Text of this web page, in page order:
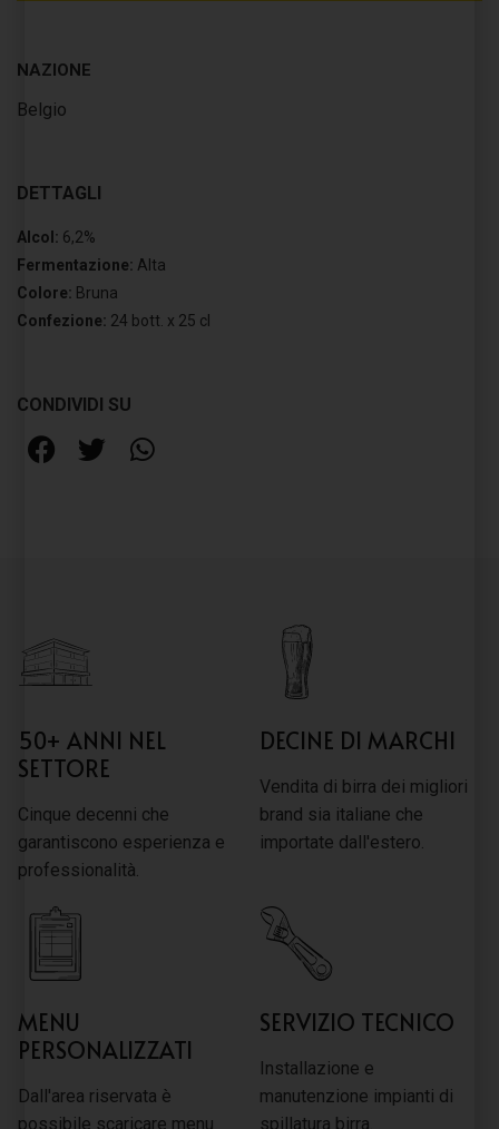
NAZIONE
Belgio
DETTAGLI
Alcol: 6,2%
Fermentazione: Alta
Colore: Bruna
Confezione: 24 bott. x 25 cl
CONDIVIDI SU
50+ ANNI NEL
SETTORE
Cinque decenni che
garantiscono esperienza e
professionalità.
DECINE DI MARCHI
Vendita di birra dei migliori
brand sia italiane che
importate dall'estero.
MENU
PERSONALIZZATI
Dall'area riservata è
possibile scaricare menu
SERVIZIO TECNICO
Installazione e
manutenzione impianti di
spillatura birra.